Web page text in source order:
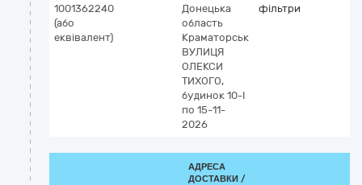
1001362240
(або
еквівалент)
Донецька
область
Краматорськ
ВУЛИЦЯ
ОЛЕКСИ
ТИХОГО,
будинок 10-І
по 15-11-
2026
фільтри
АДРЕСА
ДОСТАВКИ /